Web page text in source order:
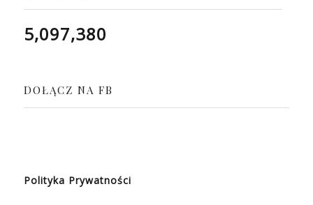
5,097,380
DOŁĄCZ NA FB
Polityka Prywatności